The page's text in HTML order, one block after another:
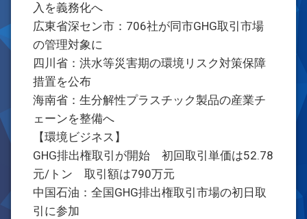
入を義務化へ
広東省深セン市：706社が同市GHG取引市場
の管理対象に
四川省：洪水等災害期の環境リスク対策保障
措置を公布
海南省：生分解性プラスチック製品の産業チ
ェーンを整備へ
【環境ビジネス】
GHG排出権取引が開始 初回取引単価は52.78
元/トン 取引額は790万元
中国石油：全国GHG排出権取引市場の初日取
引に参加